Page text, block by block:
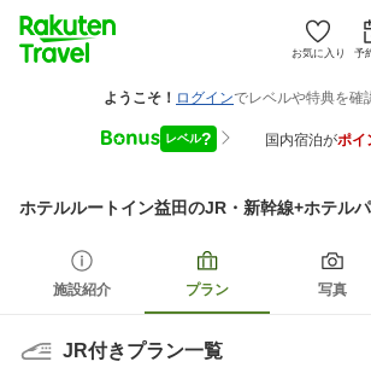
お気に入り 予
ホテルルートイン益田のJR・新幹線+ホテル
施設紹介 プラン 写真
JR付きプラン一覧